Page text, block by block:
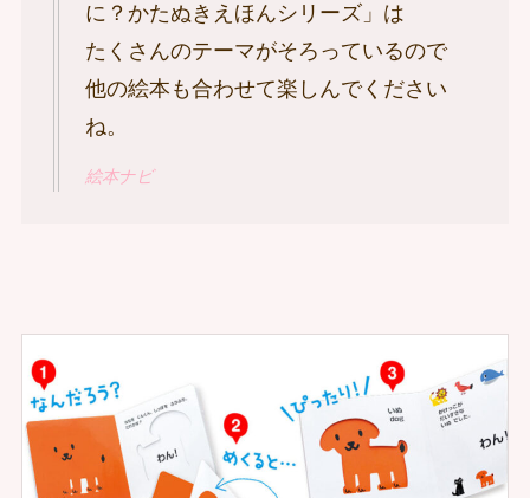
に？かたぬきえほんシリーズ」は
たくさんのテーマがそろっているので
他の絵本も合わせて楽しんでください
ね。
絵本ナビ